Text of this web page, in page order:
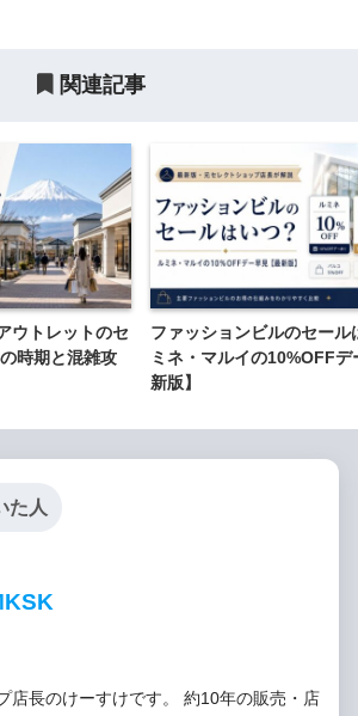
関連記事
ウトレットのセ
時期と混雑攻
ファッションビルのセール
ミネ・マルイの10%OFFデ
新版】
た人
店長のけーすけです。 約10年の販売・店